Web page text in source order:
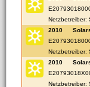
Netzbetreiber:
2010
Netzbetreiber:
2010
Netzbetreiber: